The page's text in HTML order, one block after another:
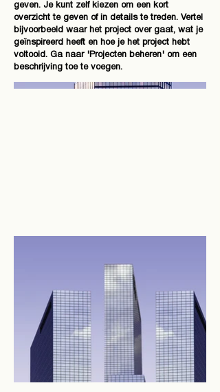
geven. Je kunt zelf kiezen om een kort
overzicht te geven of in details te treden. Vertel
bijvoorbeeld waar het project over gaat, wat je
geïnspireerd heeft en hoe je het project hebt
voltooid. Ga naar 'Projecten beheren' om een
beschrijving toe te voegen.